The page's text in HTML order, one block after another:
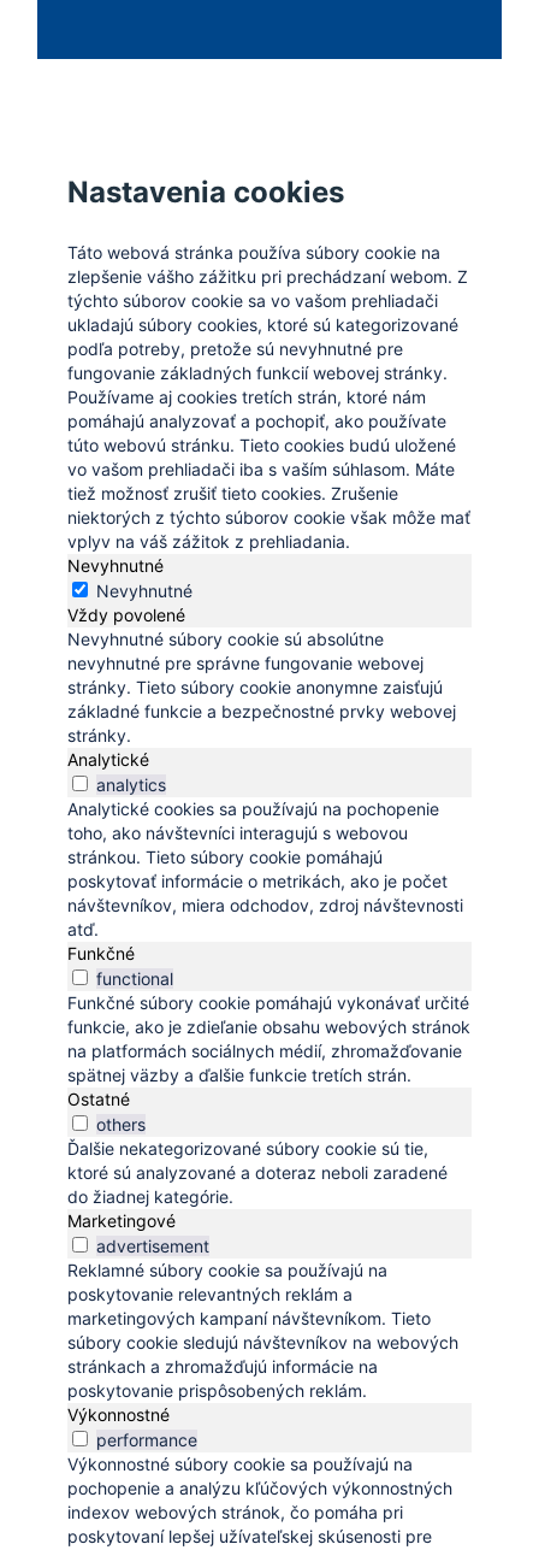
Nastavenia cookies
Táto webová stránka používa súbory cookie na
zlepšenie vášho zážitku pri prechádzaní webom. Z
týchto súborov cookie sa vo vašom prehliadači
ukladajú súbory cookies, ktoré sú kategorizované
podľa potreby, pretože sú nevyhnutné pre
fungovanie základných funkcií webovej stránky.
Používame aj cookies tretích strán, ktoré nám
pomáhajú analyzovať a pochopiť, ako používate
túto webovú stránku. Tieto cookies budú uložené
vo vašom prehliadači iba s vaším súhlasom. Máte
tiež možnosť zrušiť tieto cookies. Zrušenie
niektorých z týchto súborov cookie však môže mať
vplyv na váš zážitok z prehliadania.
Nevyhnutné
Nevyhnutné
Vždy povolené
Nevyhnutné súbory cookie sú absolútne
nevyhnutné pre správne fungovanie webovej
stránky. Tieto súbory cookie anonymne zaisťujú
základné funkcie a bezpečnostné prvky webovej
stránky.
Analytické
analytics
Analytické cookies sa používajú na pochopenie
toho, ako návštevníci interagujú s webovou
stránkou. Tieto súbory cookie pomáhajú
poskytovať informácie o metrikách, ako je počet
návštevníkov, miera odchodov, zdroj návštevnosti
atď.
Funkčné
functional
Funkčné súbory cookie pomáhajú vykonávať určité
funkcie, ako je zdieľanie obsahu webových stránok
na platformách sociálnych médií, zhromažďovanie
spätnej väzby a ďalšie funkcie tretích strán.
Ostatné
others
Ďalšie nekategorizované súbory cookie sú tie,
ktoré sú analyzované a doteraz neboli zaradené
do žiadnej kategórie.
Marketingové
advertisement
Reklamné súbory cookie sa používajú na
poskytovanie relevantných reklám a
marketingových kampaní návštevníkom. Tieto
súbory cookie sledujú návštevníkov na webových
stránkach a zhromažďujú informácie na
poskytovanie prispôsobených reklám.
Výkonnostné
performance
Výkonnostné súbory cookie sa používajú na
pochopenie a analýzu kľúčových výkonnostných
indexov webových stránok, čo pomáha pri
poskytovaní lepšej užívateľskej skúsenosti pre